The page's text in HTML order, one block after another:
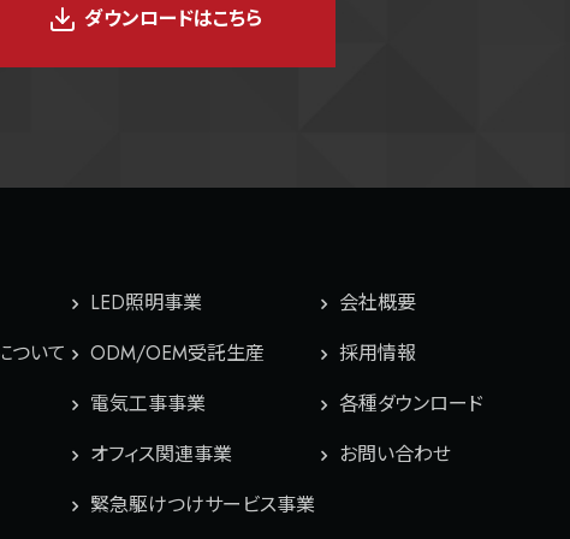
ダウンロードはこちら
ついて
LED照明事業
ODM/OEM受託生産
電気工事事業
オフィス関連事業
緊急駆けつけサービス事業
会社概要
採用情報
各種ダウンロード
お問い合わせ